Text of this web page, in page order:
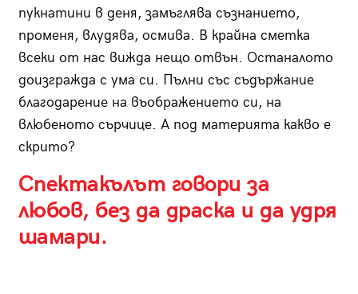
пукнатини в деня, замъглява съзнанието,
променя, влудява, осмива. В крайна сметка
всеки от нас вижда нещо отвън. Останалото
доизгражда с ума си. Пълни със съдържание
благодарение на въображението си, на
влюбеното сърчице. А под материята какво е
скрито?
Спектакълът говори за
любов, без да драска и да удря
шамари.